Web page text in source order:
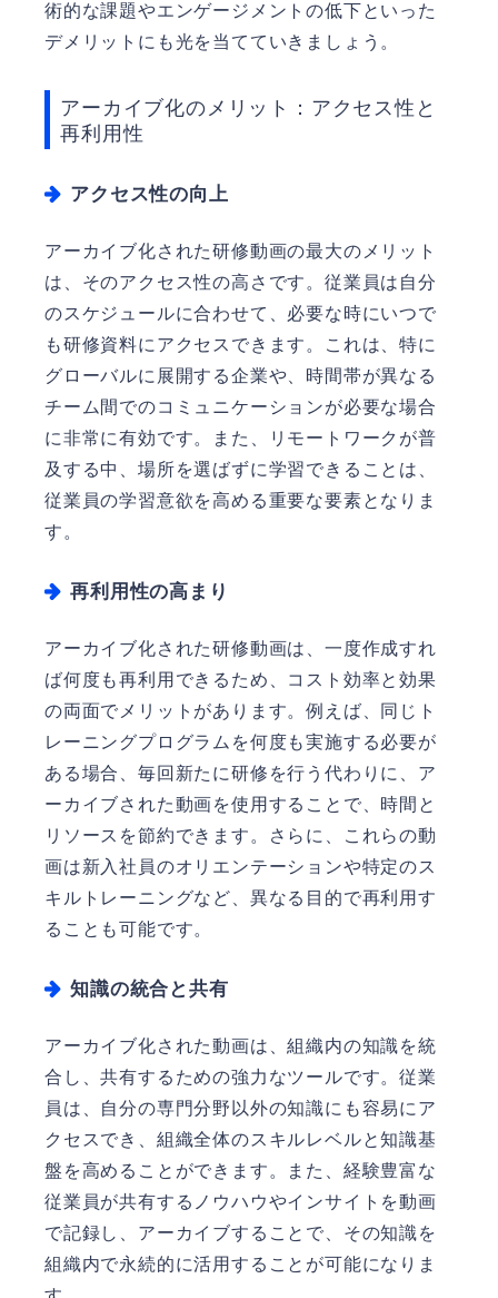
術的な課題やエンゲージメントの低下といった
デメリットにも光を当てていきましょう。
アーカイブ化のメリット：アクセス性と
再利用性
アクセス性の向上
アーカイブ化された研修動画の最大のメリット
は、そのアクセス性の高さです。従業員は自分
のスケジュールに合わせて、必要な時にいつで
も研修資料にアクセスできます。これは、特に
グローバルに展開する企業や、時間帯が異なる
チーム間でのコミュニケーションが必要な場合
に非常に有効です。また、リモートワークが普
及する中、場所を選ばずに学習できることは、
従業員の学習意欲を高める重要な要素となりま
す。
再利用性の高まり
アーカイブ化された研修動画は、一度作成すれ
ば何度も再利用できるため、コスト効率と効果
の両面でメリットがあります。例えば、同じト
レーニングプログラムを何度も実施する必要が
ある場合、毎回新たに研修を行う代わりに、ア
ーカイブされた動画を使用することで、時間と
リソースを節約できます。さらに、これらの動
画は新入社員のオリエンテーションや特定のス
キルトレーニングなど、異なる目的で再利用す
ることも可能です。
知識の統合と共有
アーカイブ化された動画は、組織内の知識を統
合し、共有するための強力なツールです。従業
員は、自分の専門分野以外の知識にも容易にア
クセスでき、組織全体のスキルレベルと知識基
盤を高めることができます。また、経験豊富な
従業員が共有するノウハウやインサイトを動画
で記録し、アーカイブすることで、その知識を
組織内で永続的に活用することが可能になりま